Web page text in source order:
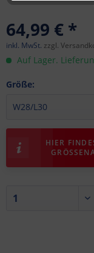
64,99 € *
inkl. MwSt. zzgl.
Auf Lager.
Größe:
HIER